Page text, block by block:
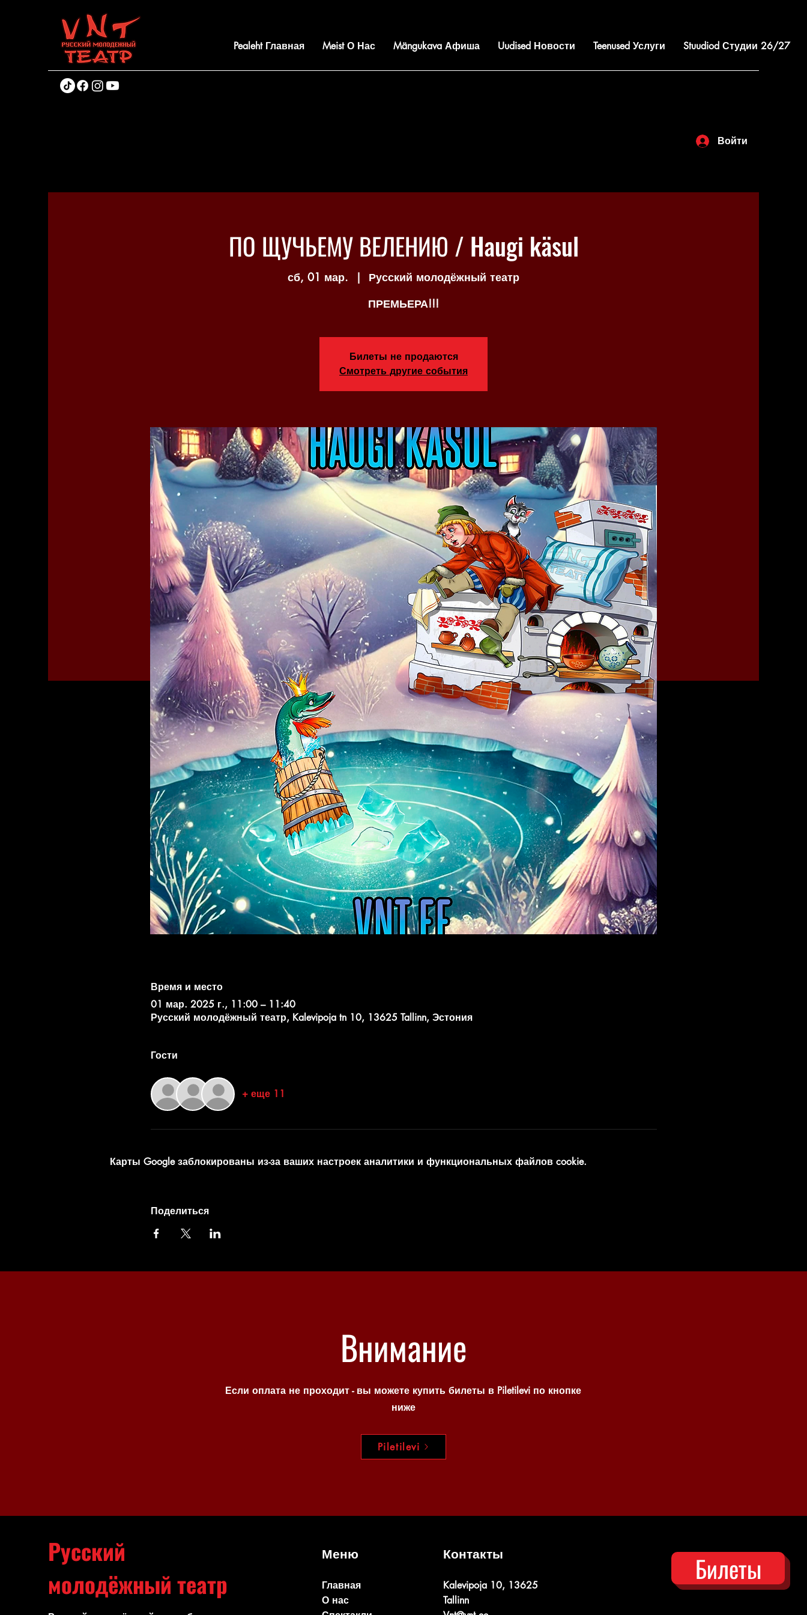
Pealeht Главная Meist О Нас Mängukava Афиша Uudised Новости Teenused Услуги Stuudiod Студии 26/27
Войти
ПО ЩУЧЬЕМУ ВЕЛЕНИЮ / Haugi käsul
сб, 01 мар.
  |
Русский молодёжный театр
ПРЕМЬЕРА!!!
Билеты не продаются
Смотреть другие события
Время и место
01 мар. 2025 г., 11:00 – 11:40
Русский молодёжный театр, Kalevipoja tn 10, 13625 Tallinn, Эстония
Гости
+ еще 11
Карты Google заблокированы из-за ваших настроек аналитики и функциональных файлов cookie.
Поделиться
Внимание
Если оплата не проходит - вы можете купить билеты в Piletilevi по кнопке
ниже
Piletilevi
Русский
молодёжный театр
Меню
Главная
О нас
Контакты
Kalevipoja 10, 13625
Tallinn
Билеты